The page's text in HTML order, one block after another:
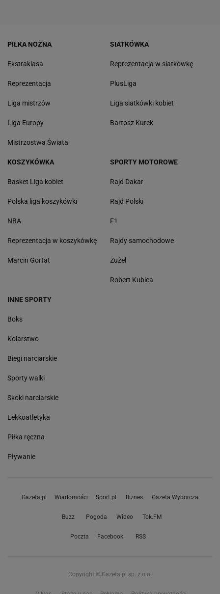
PIŁKA NOŻNA
Ekstraklasa
Reprezentacja
Liga mistrzów
Liga Europy
Mistrzostwa Świata
SIATKÓWKA
Reprezentacja w siatkówkę
PlusLiga
Liga siatkówki kobiet
Bartosz Kurek
KOSZYKÓWKA
Basket Liga kobiet
Polska liga koszykówki
NBA
Reprezentacja w koszykówkę
Marcin Gortat
SPORTY MOTOROWE
Rajd Dakar
Rajd Polski
F1
Rajdy samochodowe
Żużel
Robert Kubica
INNE SPORTY
Boks
Kolarstwo
Biegi narciarskie
Sporty walki
Skoki narciarskie
Lekkoatletyka
Piłka ręczna
Pływanie
Gazeta.pl Wiadomości Sport.pl Biznes Gazeta Wyborcza
Buzz Pogoda Wideo Tok.FM
Poczta Facebook RSS
Copyright © Gazeta.pl sp. z o.o.